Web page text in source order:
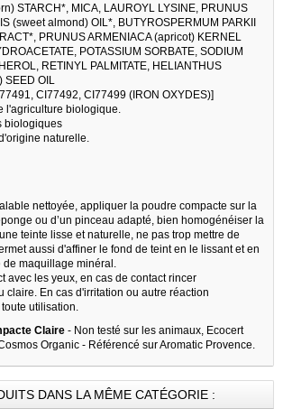
STARCH*, MICA, LAUROYL LYSINE, PRUNUS
(sweet almond) OIL*, BUTYROSPERMUM PARKII
PRUNUS ARMENIACA (apricot) KERNEL
POTASSIUM SORBATE, SODIUM
RETINYL PALMITATE, HELIANTHUS
SEED OIL
CI77492, CI77499 (IRON OXYDES)]
l'agriculture biologique.
biologiques
naturelle.
nettoyée, appliquer la poudre compacte sur la
ou d’un pinceau adapté, bien homogénéiser la
teinte lisse et naturelle, ne pas trop mettre de
aussi d'affiner le fond de teint en le lissant et en
de maquillage minéral.
avec les yeux, en cas de contact rincer
claire. En cas d'irritation ou autre réaction
utilisation.
Claire - Non testé sur les animaux, Ecocert
Organic - Référencé sur Aromatic Provence.
DANS LA MÊME CATÉGORIE :